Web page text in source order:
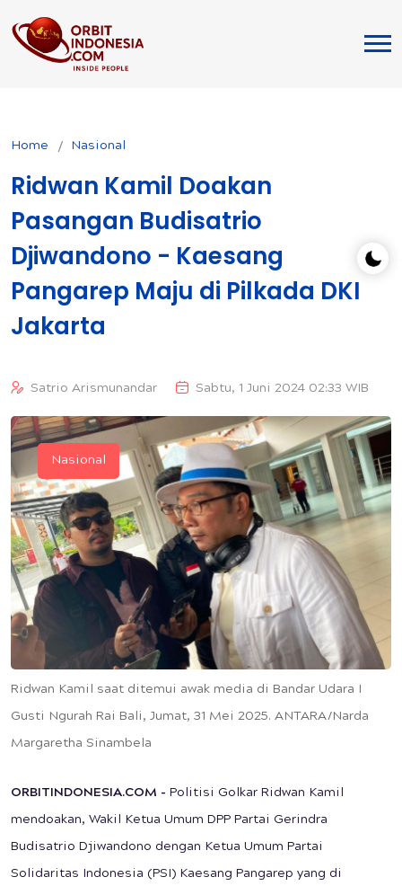
Home Nasional
Ridwan Kamil Doakan
Pasangan Budisatrio
Djiwandono - Kaesang
Pangarep Maju di Pilkada DKI
Jakarta
Satrio Arismunandar Sabtu, 1 Juni 2024 02:33 WIB
Ridwan Kamil saat ditemui awak media di Bandar Udara I
Gusti Ngurah Rai Bali, Jumat, 31 Mei 2025. ANTARA/Narda
Margaretha Sinambela
Nasional
ORBITINDONESIA.COM - Politisi Golkar Ridwan Kamil
mendoakan, Wakil Ketua Umum DPP Partai Gerindra
Budisatrio Djiwandono dengan Ketua Umum Partai
Solidaritas Indonesia (PSI) Kaesang Pangarep yang di